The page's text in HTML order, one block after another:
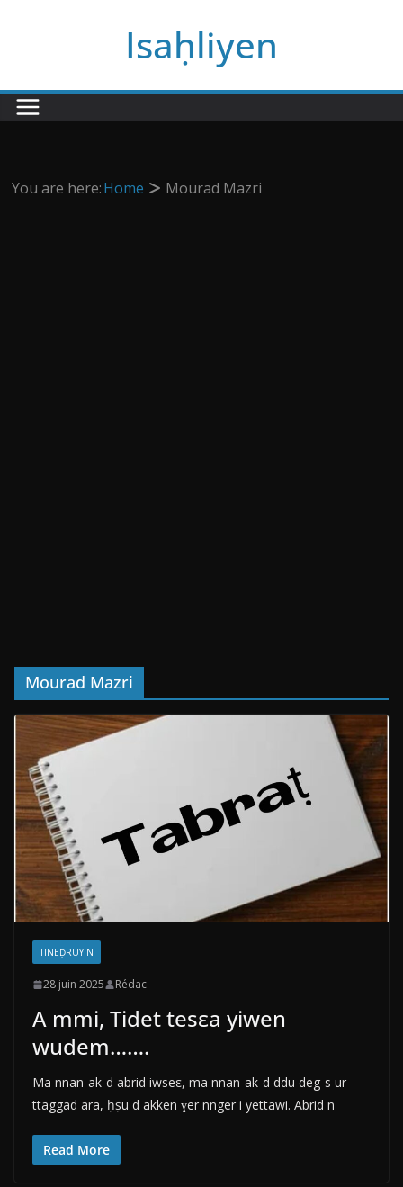
Isaḥliyen
You are here:Home Mourad Mazri
Mourad Mazri
TINEḌRUYIN
28 juin 2025 Rédac
A mmi, Tidet tesεa yiwen
wudem…….
Ma nnan-ak-d abrid iwseε, ma nnan-ak-d ddu deg-s ur
ttaggad ara, ḥṣu d akken ɣer nnger i yettawi. Abrid n
Read More